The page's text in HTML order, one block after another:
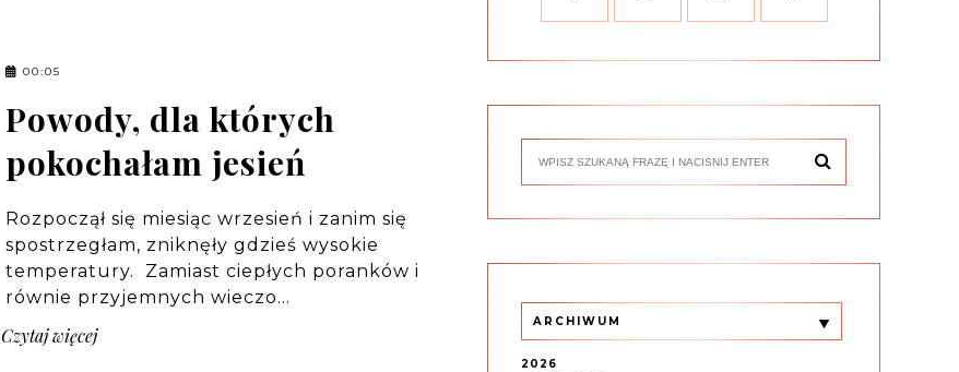
00:05
Powody, dla których
pokochałam jesień
Rozpoczął się miesiąc wrzesień i zanim się
spostrzegłam, zniknęły gdzieś wysokie
temperatury. Zamiast ciepłych poranków i
równie przyjemnych wieczo…
Czytaj więcej
ARCHIWUM
2026